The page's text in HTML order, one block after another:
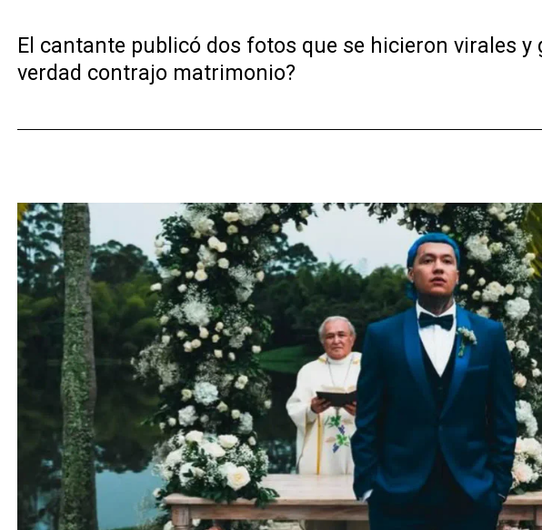
El cantante publicó dos fotos que se hicieron virales
verdad contrajo matrimonio?